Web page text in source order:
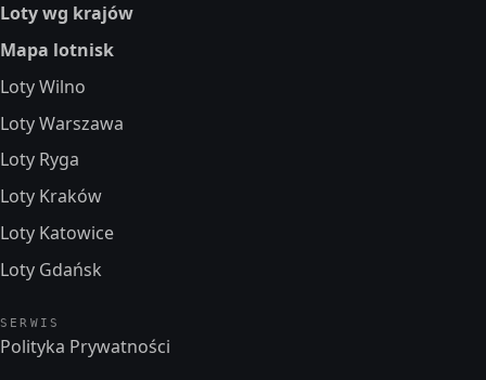
Loty wg krajów
Mapa lotnisk
Loty Wilno
Loty Warszawa
Loty Ryga
Loty Kraków
Loty Katowice
Loty Gdańsk
SERWIS
Polityka Prywatności